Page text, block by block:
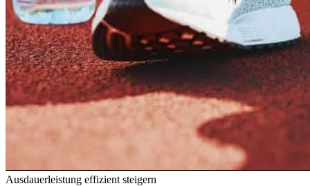
Ausdauerleistung effizient steigern